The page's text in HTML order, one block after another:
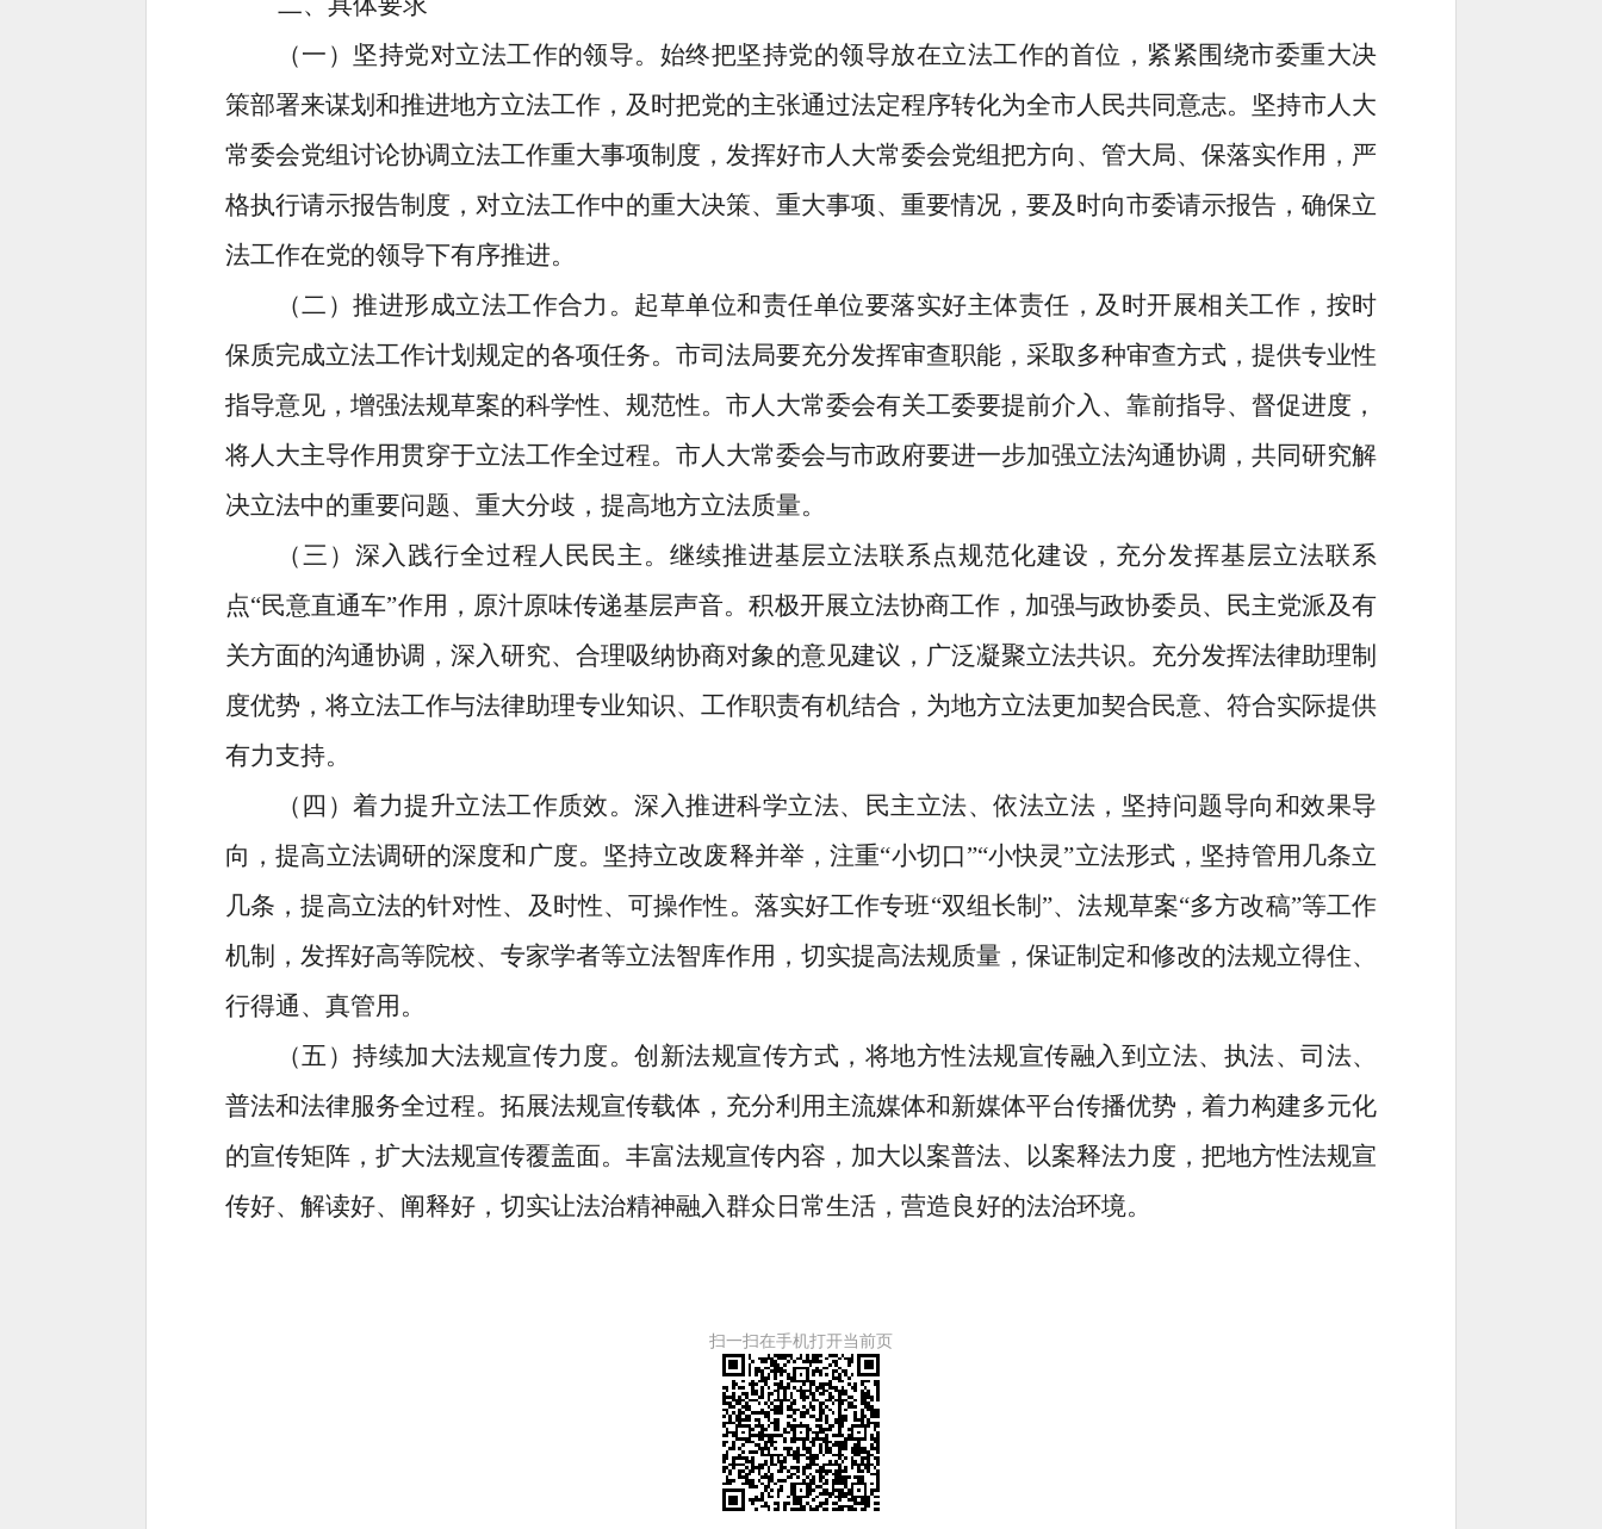
（一）坚持党对立法工作的领导。 始终把坚持党的领导放在立法工作的首位， 紧紧围绕市委重大决
策部署来谋划和推进地方立法工作，及时把党的主张通过法定程序转化为全市人民共同意志。 坚持市人大
常委会党组讨论协调立法工作重大事项制度， 发挥好市人大常委会党组把方向、管大局、保落实作用，严
格执行请示报告制度，对立法工作中的重大决策、重大事项、重要情况，要及时向市委请示报告，确保立
法工作在党的领导下有序推进。
（二）推进形成立法工作合力 。 起草单位和责任单位要落实好主体责任，及时开展相关工作，按时
保质完成立法工作计划 规定的各项任务。 市司法局要充分发挥审查职能， 采取多种审查方式， 提供专业性
指导意见，增强法规草案的科学性、规范性。 市人大常委会有关工委要提前介入、靠前指导、督促进度，
将人大主导作用贯穿于立法工作全过程。市人大常委会与市政府要进一步加强立法沟通协调，共同研究解
决立法中的重要问题、重大分歧 ，提高地方立法质量。
（三） 深入 践行全过程人民民主。 继续推进基层立法联系点规范化建设，充分发挥基层立法联系
点“民意直通车”作用，原汁原味传递基层声音。积极开展立法协商工作，加强与政协委员、民主党派及有
关方面的沟通协调，深入研究、合理吸纳协商对象的意见建议，广泛凝聚立法共识。充分发挥法律助理制
度优势 ， 将立法工作与法律助理专业知识、工作职责有机结合 ，为地方立法更加契合民意、符合实际提供
有力支持。
（四）着力提升立法工作质效。深入推进科学立法、民主立法、依法立法，坚持问题导向和效果导
向，提高立法调研的深度和广度。 坚持立改废释并举，注重“小切口”“小快灵 ”立法形式，坚持管用几条立
几条，提高立法的针对性、及时性、可操作性。落实好工作专班“双组长制 ”、法规草案“多方改稿”等工作
机制，发挥好高等院校、专家学者等立法智库作用，切实提高法规质量，保证制定和修改的法规立得住、
行得通、真管用。
（五）持续加大法规宣传力度。创新法规宣传方式，将地方性法规宣传融入到 立法、 执法、司法、
普法和法律服务全过程。拓展法规宣传载体，充分利用主流媒体和新媒体平台传播优势 ，着力构建多元化
的宣传矩阵 ，扩大法规宣传覆盖面。丰富法规宣传内容，加大以案普法、以案释法力度，把地方性法规宣
传好、解读好、阐释好，切实让法治精神融入群众日常生活，营造良好的法治环境。
扫一扫在手机打开当前页